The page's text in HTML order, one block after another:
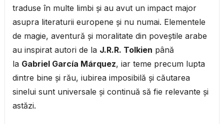
traduse în multe limbi și au avut un impact major
asupra literaturii europene și nu numai. Elementele
de magie, aventură și moralitate din poveștile arabe
au inspirat autori de la J.R.R. Tolkien până
la Gabriel García Márquez, iar teme precum lupta
dintre bine și rău, iubirea imposibilă și căutarea
sinelui sunt universale și continuă să fie relevante și
astăzi.